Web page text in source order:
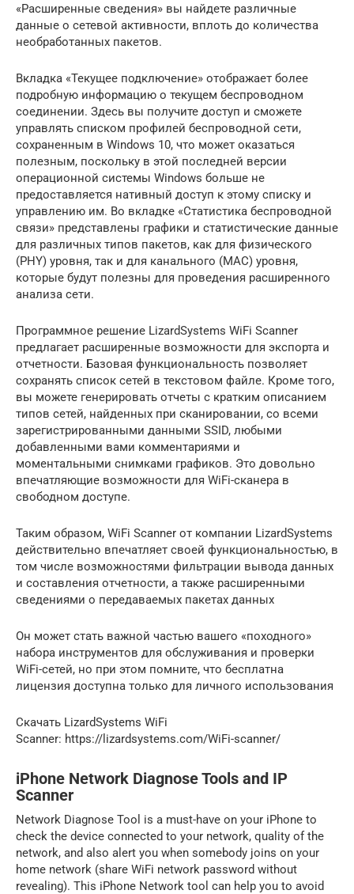
«Расширенные сведения» вы найдете различные
данные о сетевой активности, вплоть до количества
необработанных пакетов.
Вкладка «Текущее подключение» отображает более
подробную информацию о текущем беспроводном
соединении. Здесь вы получите доступ и сможете
управлять списком профилей беспроводной сети,
сохраненным в Windows 10, что может оказаться
полезным, поскольку в этой последней версии
операционной системы Windows больше не
предоставляется нативный доступ к этому списку и
управлению им. Во вкладке «Статистика беспроводной
связи» представлены графики и статистические данные
для различных типов пакетов, как для физического
(PHY) уровня, так и для канального (MAC) уровня,
которые будут полезны для проведения расширенного
анализа сети.
Программное решение LizardSystems WiFi Scanner
предлагает расширенные возможности для экспорта и
отчетности. Базовая функциональность позволяет
сохранять список сетей в текстовом файле. Кроме того,
вы можете генерировать отчеты с кратким описанием
типов сетей, найденных при сканировании, со всеми
зарегистрированными данными SSID, любыми
добавленными вами комментариями и
моментальными снимками графиков. Это довольно
впечатляющие возможности для WiFi-сканера в
свободном доступе.
Таким образом, WiFi Scanner от компании LizardSystems
действительно впечатляет своей функциональностью, в
том числе возможностями фильтрации вывода данных
и составления отчетности, а также расширенными
сведениями о передаваемых пакетах данных
Он может стать важной частью вашего «походного»
набора инструментов для обслуживания и проверки
WiFi-сетей, но при этом помните, что бесплатна
лицензия доступна только для личного использования
Скачать LizardSystems WiFi
Scanner: https://lizardsystems.com/WiFi-scanner/
iPhone Network Diagnose Tools and IP
Scanner
Network Diagnose Tool is a must-have on your iPhone to
check the device connected to your network, quality of the
network, and also alert you when somebody joins on your
home network (share WiFi network password without
revealing). This iPhone Network tool can help you to avoid